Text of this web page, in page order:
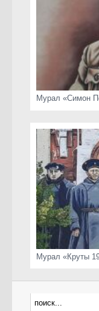
Мурал «Симон
Мурал «Круты